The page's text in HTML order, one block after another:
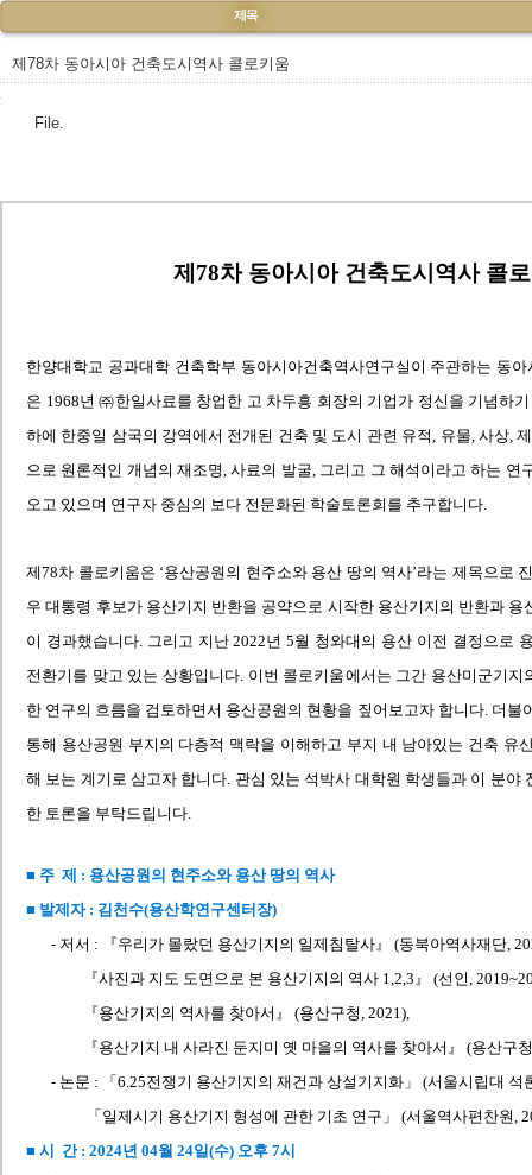
제78차 동아시아 건축도시역사 콜로키움
File.
제78차 동아시아 건축도시역사 콜
한양대학교 공과대학 건축학부 동아시아건축역사연구실이 주관하는 동
은 1968년 ㈜한일사료를 창업한 고 차두흥 회장의 기업가 정신을 기념하
하에 한중일 삼국의 강역에서 전개된 건축 및 도시 관련 유적, 유물, 사상,
으로 원론적인 개념의 재조명, 사료의 발굴, 그리고 그 해석이라고 하는 연
오고 있으며 연구자 중심의 보다 전문화된 학술토론회를 추구합니다.
제78차 콜로키움은 ‘용산공원의 현주소와 용산 땅의 역사’라는 제목으로
우 대통령 후보가 용산기지 반환을 공약으로 시작한 용산기지의 반환과 용
이 경과했습니다. 그리고 지난 2022년 5월 청와대의 용산 이전 결정으로
전환기를 맞고 있는 상황입니다. 이번 콜로키움에서는 그간 용산미군기지
한 연구의 흐름을 검토하면서 용산공원의 현황을 짚어보고자 합니다. 더불
통해 용산공원 부지의 다층적 맥락을 이해하고 부지 내 남아있는 건축 유
해 보는 계기로 삼고자 합니다. 관심 있는 석박사 대학원 학생들과 이 분야
한 토론을 부탁드립니다.
■ 주 제 : 용산공원의 현주소와 용산 땅의 역사
■ 발제자 : 김천수(용산학연구센터장)
- 저서 : 『우리가 몰랐던 용산기지의 일제침탈사』 (동북아역사재단,
『사진과 지도 도면으로 본 용산기지의 역사 1,2,3』 (선인,
『용산기지의 역사를 찾아서』 (용산구청, 2021),
『용산기지 내 사라진 둔지미 옛 마을의 역사를 찾아서』 (용산구청
- 논문 : 「6.25전쟁기 용산기지의 재건과 상설기지화」 (서울시립대 석
「일제시기 용산기지 형성에 관한 기초 연구」 (서울역사편찬원,
■ 시 간 : 2024년 04월 24일(수) 오후 7시